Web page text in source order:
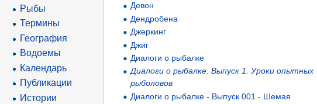
Девон
Дендробена
Джеркинг
Джиг
Диалоги о рыбалке
Диалоги о рыбалке. Выпуск 1. Уроки опытных
рыболовов
Диалоги о рыбалке - Выпуск 001 - Шемая
Рыбы
Термины
География
Водоемы
Календарь
Публикации
Истории